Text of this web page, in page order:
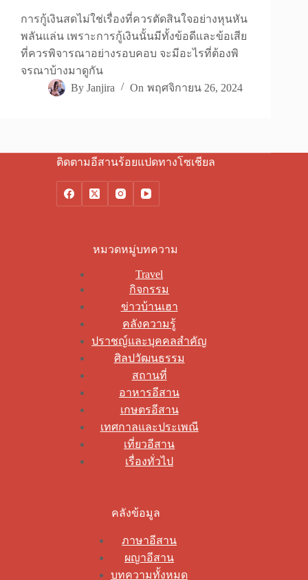
การกู้เงินสดไม่ใช่เรื่องที่ควรตัดสินใจอย่างหุนหัน
พลันแล่น เพราะการกู้เงินนั้นมีทั้งข้อดีและข้อเสีย
ที่ควรพิจารณาอย่างรอบคอบ จะมีอะไรที่ต้องพิ
จรณาบ้างมาดูกัน
By Janjira On พฤศจิกายน 26, 2024
ติดตามอีสานร้อยแปดทางโซเชียล
หมวดหมู่บทความ
Travel
กิจกรรม
ข่าวบ้านเฮา
คลังความรู้
ปราชญ์และบุคคลสำคัญ
ศิลปวัฒนธรรม
สถานที่
อาหารอีสาน
เกษตรอีสาน
เทศกาลและประเพณี
เที่ยวอีสาน
เรื่องทั่วไป
คลังข้อมูล
ภาษาอีสาน
ผญาอีสาน
บทความทั้งหมด